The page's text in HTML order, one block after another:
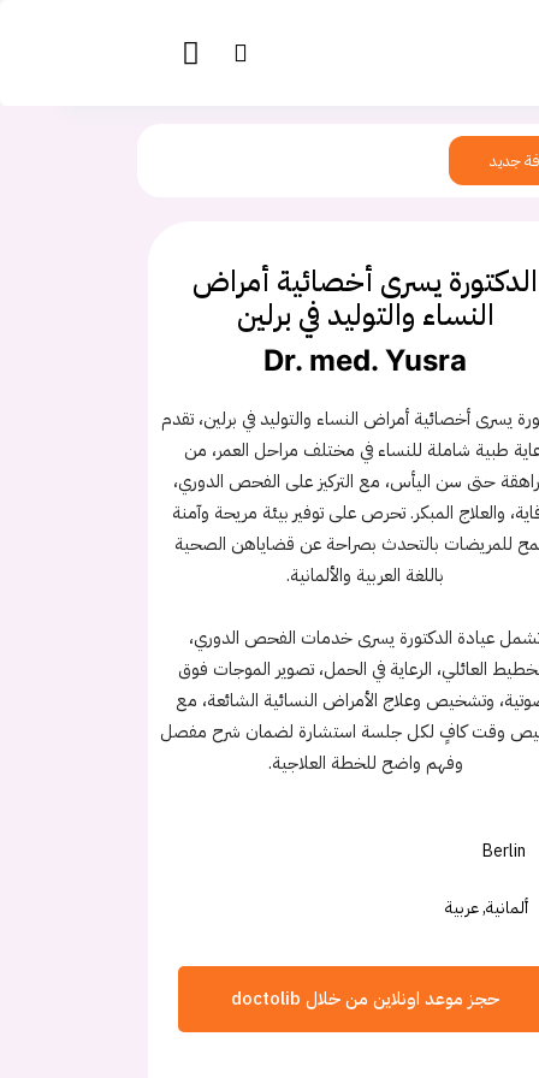
جديد
الدكتورة يسرى أخصائية أمراض
النساء والتوليد في برلين
Dr. med. Yusra
يسرى أخصائية أمراض النساء والتوليد في برلين، تقدم
طبية شاملة للنساء في مختلف مراحل العمر، من
حتى سن اليأس، مع التركيز على الفحص الدوري،
والعلاج المبكر. تحرص على توفير بيئة مريحة وآمنة
للمريضات بالتحدث بصراحة عن قضاياهن الصحية
باللغة العربية والألمانية.
عيادة الدكتورة يسرى خدمات الفحص الدوري،
العائلي، الرعاية في الحمل، تصوير الموجات فوق
وتشخيص وعلاج الأمراض النسائية الشائعة، مع
وقت كافٍ لكل جلسة استشارة لضمان شرح مفصل
وفهم واضح للخطة العلاجية.
Berlin
ألمانية, عربية
حجز موعد اونلاين من خلال doctolib